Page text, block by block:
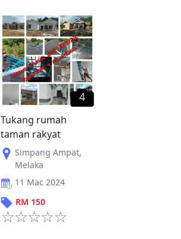
4
Tukang rumah
taman rakyat
Simpang Ampat,
Melaka
11 Mac 2024
RM 150